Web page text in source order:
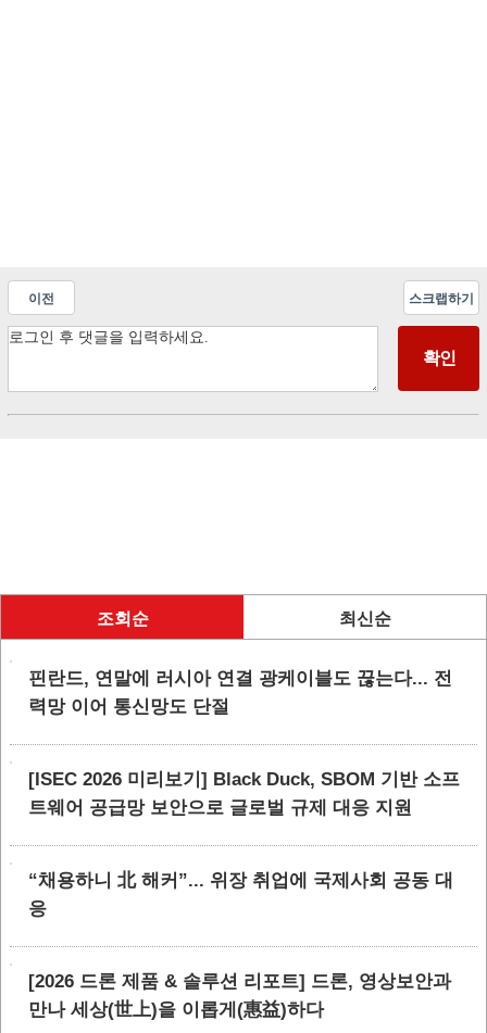
이전 스크랩하기
조회순 최신순
핀란드, 연말에 러시아 연결 광케이블도 끊는다... 전
력망 이어 통신망도 단절
[ISEC 2026 미리보기] Black Duck, SBOM 기반 소프
트웨어 공급망 보안으로 글로벌 규제 대응 지원
“채용하니 北 해커”... 위장 취업에 국제사회 공동 대
응
[2026 드론 제품 & 솔루션 리포트] 드론, 영상보안과
만나 세상(世上)을 이롭게(惠益)하다